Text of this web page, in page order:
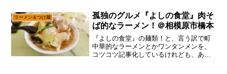
に行って参りました。初見ですので何を
食べるか悩む所ですが...
ラーメン＆つけ麺
孤独のグルメ『よしの食堂』肉そ
ば的なラーメン！＠相模原市橋本
『よしの食堂』の麺類！と、言う訳で町
中華的なラーメンとかワンタンメンを、
コツコツ記事化しているけれども、あえ